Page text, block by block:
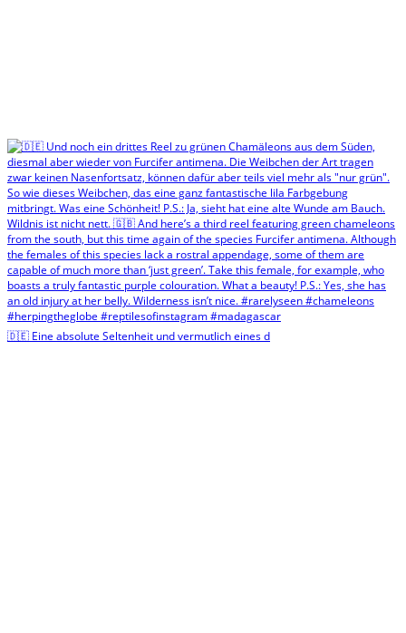
🇩🇪 Eine absolute Seltenheit und vermutlich eines d